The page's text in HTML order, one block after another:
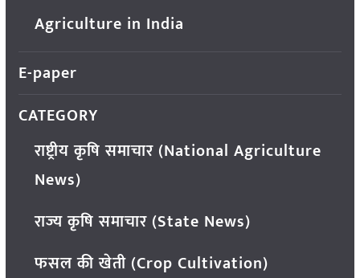
Agriculture in India
E-paper
CATEGORY
राष्ट्रीय कृषि समाचार (National Agriculture
News)
राज्य कृषि समाचार (State News)
फसल की खेती (Crop Cultivation)